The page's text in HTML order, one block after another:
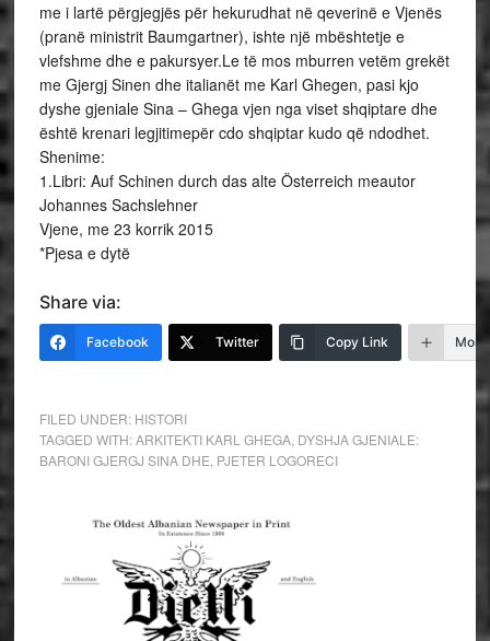
me i lartë përgjegjës për hekurudhat në qeverinë e Vjenës
(pranë ministrit Baumgartner), ishte një mbështetje e
vlefshme dhe e pakursyer.Le të mos mburren vetëm grekët
me Gjergj Sinen dhe italianët me Karl Ghegen, pasi kjo
dyshe gjeniale Sina – Ghega vjen nga viset shqiptare dhe
është krenari legjitimepër cdo shqiptar kudo që ndodhet.
Shenime:
1.Libri: Auf Schinen durch das alte Österreich meautor
Johannes Sachslehner
Vjene, me 23 korrik 2015
*Pjesa e dytë
Share via:
Facebook Twitter Copy Link More
FILED UNDER: HISTORI
TAGGED WITH:ARKITEKTI KARL GHEGA, DYSHJA GJENIALE:
BARONI GJERGJ SINA DHE PJETER LOGORECI